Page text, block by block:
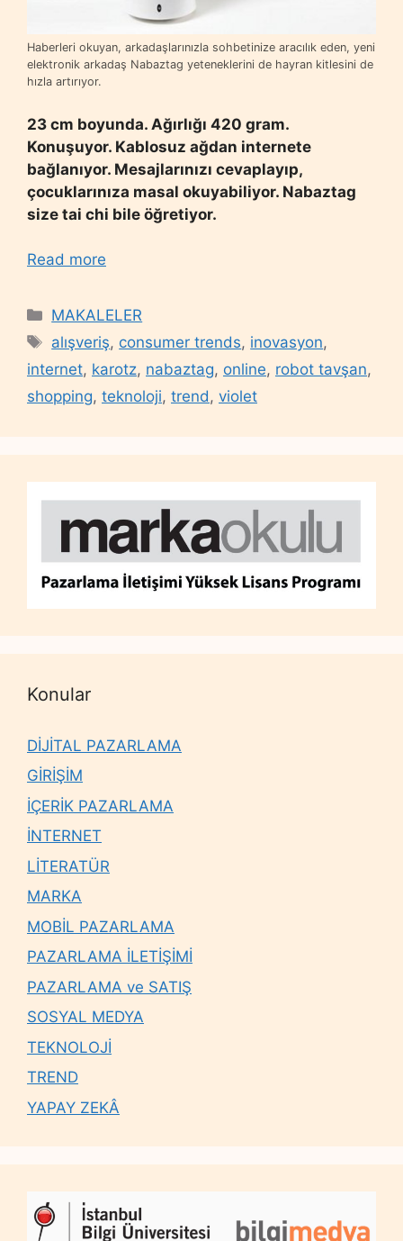
Haberleri okuyan, arkadaşlarınızla sohbetinize aracılık eden, yeni
elektronik arkadaş Nabaztag yeteneklerini de hayran kitlesini de
hızla artırıyor.
23 cm boyunda. Ağırlığı 420 gram.
Konuşuyor. Kablosuz ağdan internete
bağlanıyor. Mesajlarınızı cevaplayıp,
çocuklarınıza masal okuyabiliyor. Nabaztag
size tai chi bile öğretiyor.
Read more
Categories
MAKALELER
Tags
alışveriş, consumer trends, inovasyon,
internet, karotz, nabaztag, online, robot tavşan,
shopping, teknoloji, trend, violet
Konular
DİJİTAL PAZARLAMA
GİRİŞİM
İÇERİK PAZARLAMA
İNTERNET
LİTERATÜR
MARKA
MOBİL PAZARLAMA
PAZARLAMA İLETİŞİMİ
PAZARLAMA ve SATIŞ
SOSYAL MEDYA
TEKNOLOJİ
TREND
YAPAY ZEKÂ